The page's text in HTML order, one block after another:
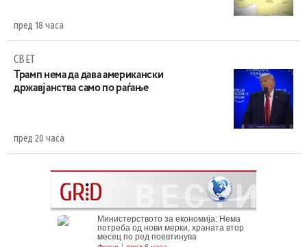
пред 18 часа
СВЕТ
Трамп нема да дава американски
државјанства само по раѓање
пред 20 часа